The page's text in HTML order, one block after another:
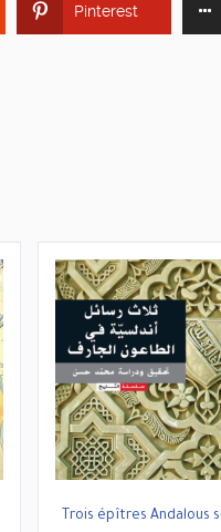
Pinterest
Trois épîtres Andalous